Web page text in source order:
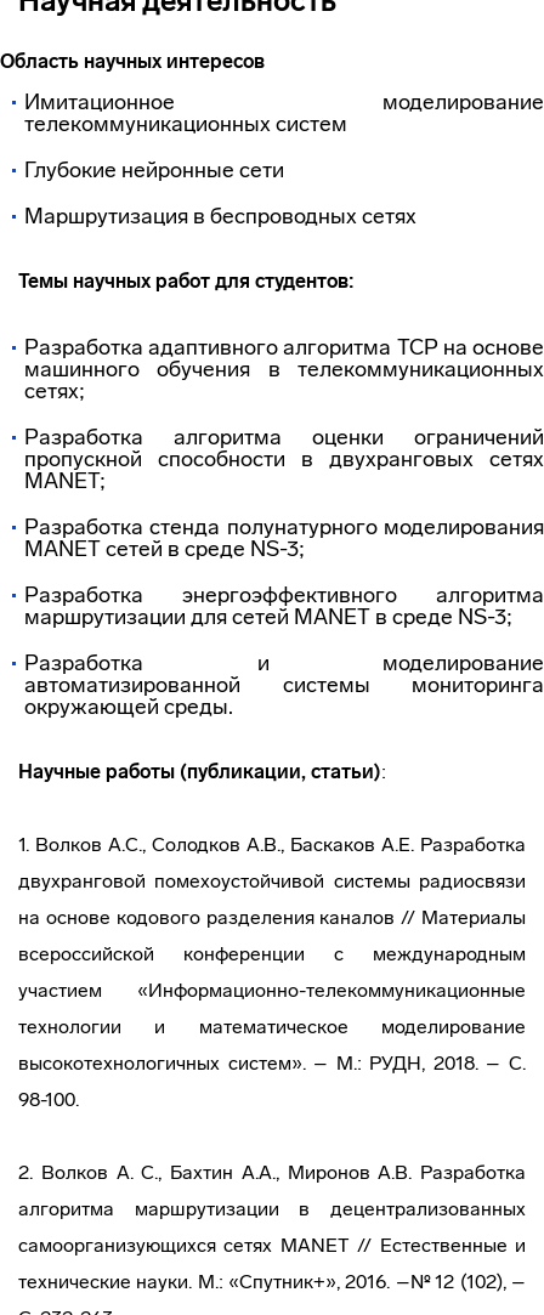
Область научных интересов
Имитационное моделирование
телекоммуникационных систем
Глубокие нейронные сети
Маршрутизация в беспроводных сетях
Темы научных работ для студентов:
Разработка адаптивного алгоритма TCP на основе
машинного обучения в телекоммуникационных
сетях;
Разработка алгоритма оценки ограничений
пропускной способности в двухранговых сетях
MANET;
Разработка стенда полунатурного моделирования
MANET сетей в среде NS-3;
Разработка энергоэффективного алгоритма
маршрутизации для сетей MANET в среде NS-3;
Разработка и моделирование
автоматизированной системы мониторинга
окружающей среды.
Научные работы (публикации, статьи):
1. Волков А.С., Солодков А.В., Баскаков А.Е. Разработка
двухранговой помехоустойчивой системы радиосвязи
на основе кодового разделения каналов // Материалы
всероссийской конференции с международным
участием «Информационно-телекоммуникационные
технологии и математическое моделирование
высокотехнологичных систем». – М.: РУДН, 2018. – С.
98-100.
2. Волков А. С., Бахтин А.А., Миронов А.В. Разработка
алгоритма маршрутизации в децентрализованных
самоорганизующихся сетях MANET // Естественные и
технические науки. М.: «Спутник+», 2016. –№ 12 (102), –